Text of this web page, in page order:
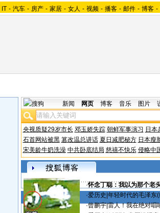
IT - 汽车 - 房产 - 家居 - 女人 - 视频 - 播客 - 邮件 - 博客 -
新闻 网页 博客 音乐 图片
央视质疑29岁市长 邓玉娇失踪 朝鲜军事演习 日本
石首网站被黑 篡改温总讲话 夏日减肥秘方 日本瘦
宋美龄牛奶洗澡 中共卧底结局 慈禧不快乐 侵略中
·怀念丁聪：我以为那个老
·爱历史 年轻时代的毛泽东
·曾鹏宇|雷人！我在绝对唱